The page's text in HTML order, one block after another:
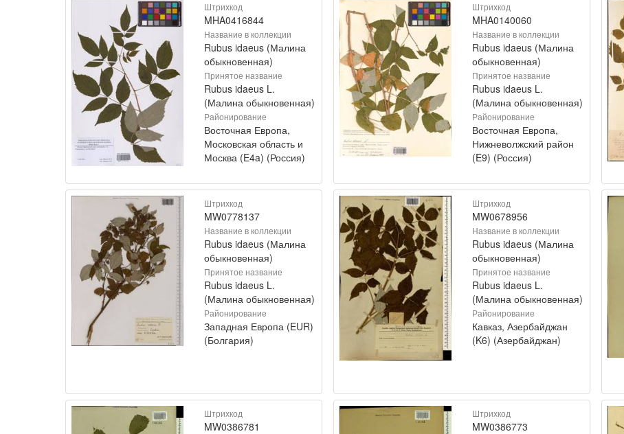
Штрихкод
MHA0416844
Название в коллекции
Rubus idaeus (Малина
обыкновенная)
Принятое название
Rubus idaeus L.
(Малина обыкновенная)
Районирование
Восточная Европа,
Московская область и
Москва (E4a) (Россия)
Штрихкод
MHA0140060
Название в коллекции
Rubus idaeus (Малина
обыкновенная)
Принятое название
Rubus idaeus L.
(Малина обыкновенная)
Районирование
Восточная Европа,
Нижневолжский район
(E9) (Россия)
Штрихкод
MW0778137
Название в коллекции
Rubus idaeus (Малина
обыкновенная)
Принятое название
Rubus idaeus L.
(Малина обыкновенная)
Районирование
Западная Европа (EUR)
(Болгария)
Штрихкод
MW0678956
Название в коллекции
Rubus idaeus (Малина
обыкновенная)
Принятое название
Rubus idaeus L.
(Малина обыкновенная)
Районирование
Кавказ, Азербайджан
(K6) (Азербайджан)
Штрихкод
MW0386781
Штрихкод
MW0386773